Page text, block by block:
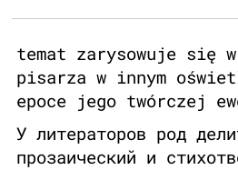
temat zarysowuje się
pisarza w innym
epoce jego twórczej
У литераторов род
прозаический и